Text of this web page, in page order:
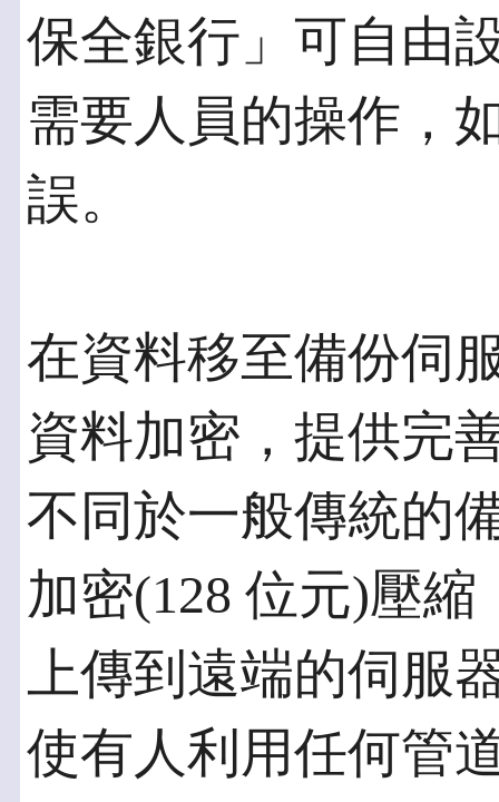
保全銀行」可自由
需要人員的操作，
誤。
在資料移至備份伺
資料加密，提供完
不同於一般傳統的
加密(128 位元)壓
上傳到遠端的伺服
使有人利用任何管